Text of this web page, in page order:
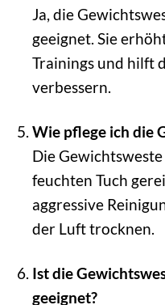
Ja, die
geeignet. Sie
Trainings und hilft
verbessern.
Wie pflege ich die
Die
feuchten Tuch
aggressive
der Luft trocknen.
Ist die
geeignet?